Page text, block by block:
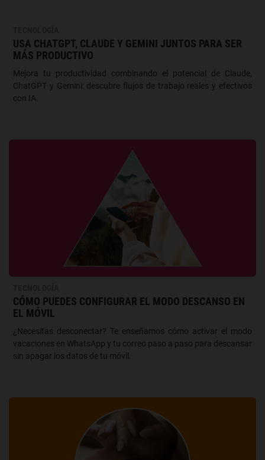
USA CHATGPT, CLAUDE Y GEMINI JUNTOS PARA SER
MÁS PRODUCTIVO
Mejora tu productividad combinando el potencial de Claude,
ChatGPT y Gemini: descubre flujos de trabajo reales y efectivos
con IA.
CÓMO PUEDES CONFIGURAR EL MODO DESCANSO EN
EL MÓVIL
¿Necesitas desconectar? Te enseñamos cómo activar el modo
vacaciones en WhatsApp y tu correo paso a paso para descansar
sin apagar los datos de tu móvil.